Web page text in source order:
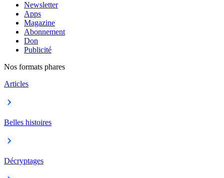
Newsletter
Apps
Magazine
Abonnement
Don
Publicité
Nos formats phares
Articles
Belles histoires
Décryptages